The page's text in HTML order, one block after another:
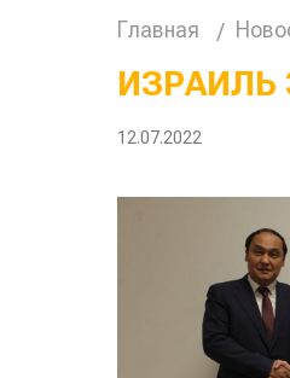
Главная
ИЗРАИЛЬ
12.07.2022